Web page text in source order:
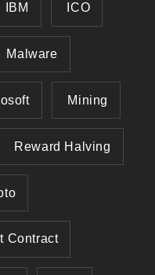
IBM ICO
Malware
Mining
Reward Halving
Contract